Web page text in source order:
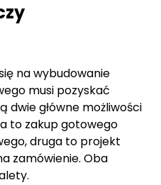
na wybudowanie
musi pozyskać
dwie główne możliwości
to zakup gotowego
druga to projekt
zamówienie. Oba